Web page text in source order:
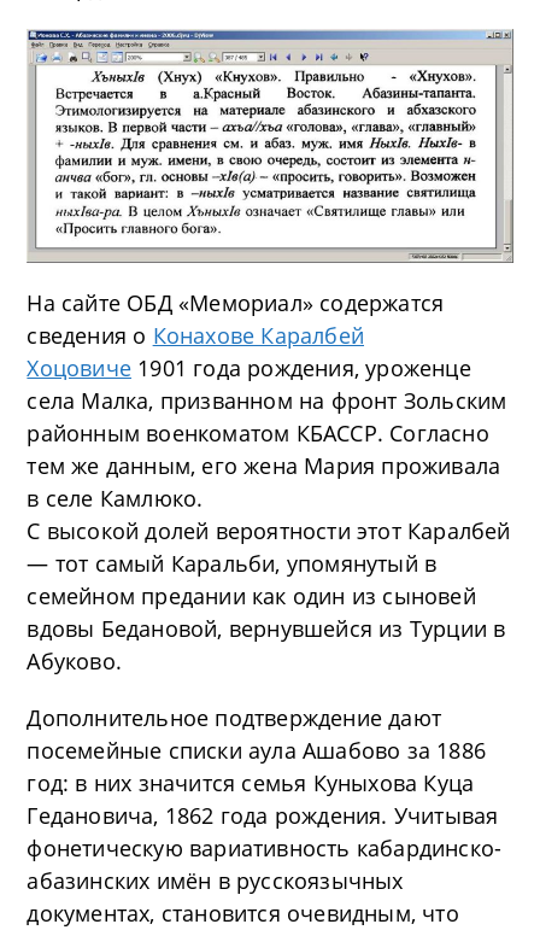
На сайте ОБД «Мемориал» содержатся
сведения о Конахове Каралбей
Хоцовиче 1901 года рождения, уроженце
села Малка, призванном на фронт Зольским
районным военкоматом КБАССР. Согласно
тем же данным, его жена Мария проживала
в селе Камлюко.
С высокой долей вероятности этот Каралбей
— тот самый Каральби, упомянутый в
семейном предании как один из сыновей
вдовы Бедановой, вернувшейся из Турции в
Абуково.
Дополнительное подтверждение дают
посемейные списки аула Ашабово за 1886
год: в них значится семья Куныхова Куца
Гедановича, 1862 года рождения. Учитывая
фонетическую вариативность кабардинско-
абазинских имён в русскоязычных
документах, становится очевидным, что